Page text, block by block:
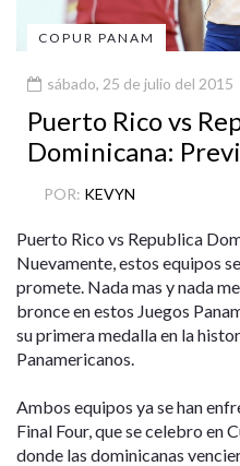
COPUR PANAM
sábado, 25 de julio del 2015
Puerto Rico vs
Dominicana:
POR: KEVYN
Puerto Rico vs Republica
Nuevamente, estos equipos
promete. Nada mas y nada
bronce en estos Juegos
su primera medalla en la
Panamericanos.
Ambos equipos ya se han
Final Four, que se celebro en
donde las dominicanas